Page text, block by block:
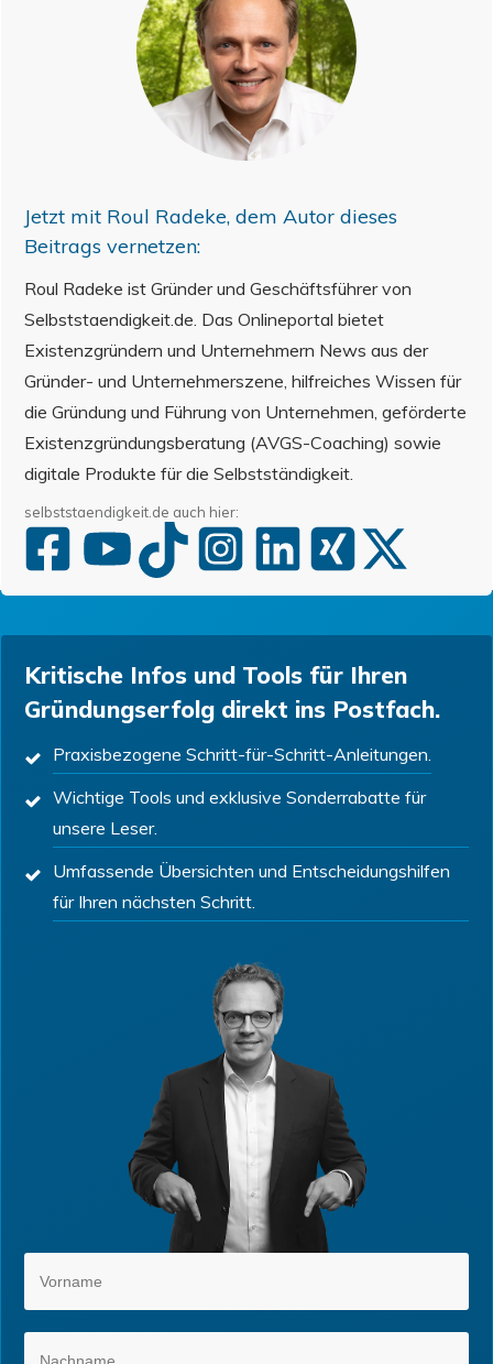
Jetzt mit Roul Radeke, dem Autor dieses
Beitrags vernetzen:
Roul Radeke ist Gründer und Geschäftsführer von
Selbststaendigkeit.de. Das Onlineportal bietet
Existenzgründern und Unternehmern News aus der
Gründer- und Unternehmerszene, hilfreiches Wissen für
die Gründung und Führung von Unternehmen, geförderte
Existenzgründungsberatung (AVGS-Coaching) sowie
digitale Produkte für die Selbstständigkeit.
selbststaendigkeit.de auch hier:
Kritische Infos und Tools für Ihren
Gründungserfolg direkt ins Postfach.
Praxisbezogene Schritt-für-Schritt-Anleitungen.
Wichtige Tools und exklusive Sonderrabatte für
unsere Leser.
Umfassende Übersichten und Entscheidungshilfen
für Ihren nächsten Schritt.